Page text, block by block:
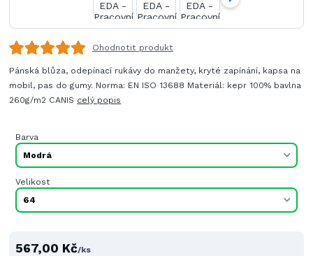
Ohodnotit produkt
Pánská blůza, odepínací rukávy do manžety, kryté zapínání, kapsa na
mobil, pas do gumy. Norma: EN ISO 13688 Materiál: kepr 100% bavlna
260g/m2 CANIS celý popis
Barva
Velikost
567,00 Kč/ks